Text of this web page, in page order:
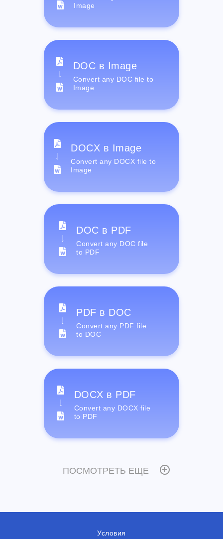
Image
DOC в Image
Convert any DOC file to
Image
DOCX в Image
Convert any DOCX file to
Image
DOC в PDF
Convert any DOC file
to PDF
PDF в DOC
Convert any PDF file
to DOC
DOCX в PDF
Convert any DOCX file
to PDF
ПОСМОТРЕТЬ ЕЩЕ
Условия